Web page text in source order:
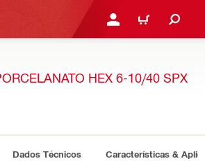
ENTRAR OU CADASTRAR
CARRINHO
HEX 6-10/40 SPX
Dados Técnicos Características &